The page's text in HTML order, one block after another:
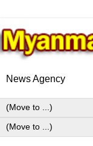
News Agency